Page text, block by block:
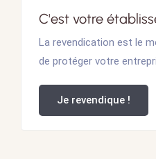
C'est votre
La revendication est le
de protéger votre
Je revendique !